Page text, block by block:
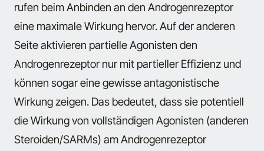
rufen beim Anbinden an den Androgenrezeptor
eine maximale Wirkung hervor. Auf der anderen
Seite aktivieren partielle Agonisten den
Androgenrezeptor nur mit partieller Effizienz und
können sogar eine gewisse antagonistische
Wirkung zeigen. Das bedeutet, dass sie potentiell
die Wirkung von vollständigen Agonisten (anderen
Steroiden/SARMs) am Androgenrezeptor